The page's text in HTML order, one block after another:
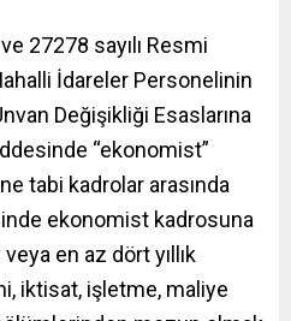
27278 sayılı Resmi
İdareler Personelinin
Değişikliği Esaslarına
“ekonomist”
tabi kadrolar arasında
ekonomist kadrosuna
en az dört yıllık
iktisat, işletme, maliye